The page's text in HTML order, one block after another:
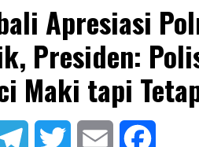
Apresiasi
Presiden:
Maki tapi
Telegram Twitter Email